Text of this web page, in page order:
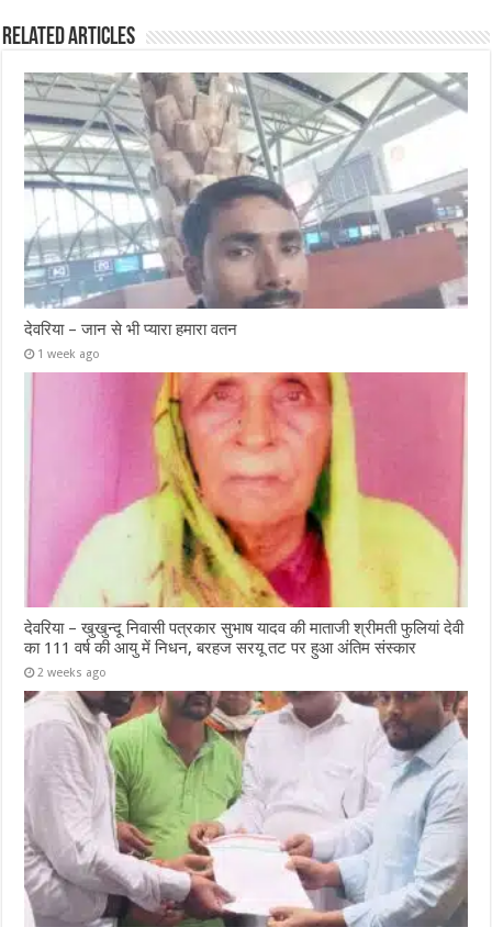
Related Articles
देवरिया – जान से भी प्यारा हमारा वतन
1 week ago
देवरिया – खुखुन्दू निवासी पत्रकार सुभाष यादव की माताजी श्रीमती फुलियां देवी
का 111 वर्ष की आयु में निधन, बरहज सरयू तट पर हुआ अंतिम संस्कार
2 weeks ago